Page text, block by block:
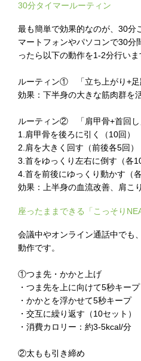
30分タイマールーティン
最も簡単で効果的なのが、30分
マートフォンやパソコンで30分
ったら以下の動作を1-2分行いま
ルーティン① 「立ち上がり+足
効果：下半身の大きな筋肉群を
ルーティン② 「肩甲骨+首回し
1.肩甲骨を後ろに引く（10回）
2.肩を大きく回す（前後各5回）
3.首をゆっくり左右に倒す（各10
4.首を前後にゆっくり動かす（各
効果：上半身の血流改善、肩こ
座ったままできる「こっそり
会議中やオンライン通話中でも
動作です。
①つま先・かかと上げ
・つま先を上に向けて5秒キープ
・かかとを浮かせて5秒キープ
・交互に繰り返す（10セット）
・消費カロリー：約3-5kcal/分
②太もも引き締め